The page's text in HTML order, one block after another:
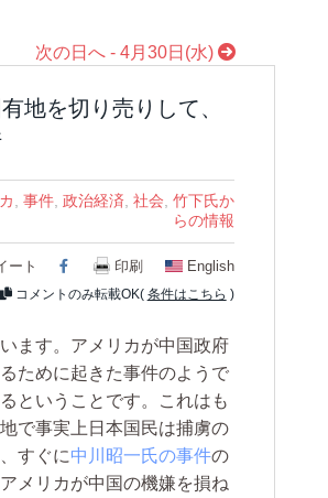
次の日へ - 4月30日(水)
地を切り売りして、
事件, 政治経済 社会 竹下氏か
らの情報
ート Facebook
印刷 English
コメントのみ転載OK( 条件はこちら )
ます。アメリカが中国政府
ために起きた事件のようで
ということです。これはも
で事実上日本国民は捕虜の
すぐに中川昭一氏の事件の
メリカが中国の機嫌を損ね